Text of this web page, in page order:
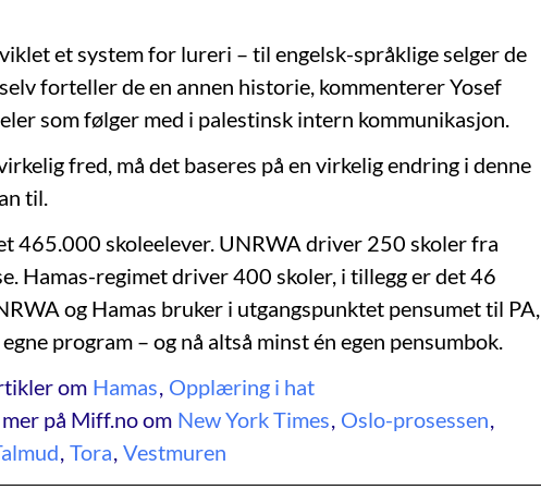
et system for lureri – til engelsk-språklige selger de
forteller de en annen historie, kommenterer Yosef
som følger med i palestinsk intern kommunikasjon.
fred, må det baseres på en virkelig endring i denne
til.
465.000 skoleelever. UNRWA driver 250 skoler fra
Hamas-regimet driver 400 skoler, i tillegg er det 46
og Hamas bruker i utgangspunktet pensumet til PA,
program – og nå altså minst én egen pensumbok.
om Hamas, Opplæring i hat
på Miff.no om New York Times, Oslo-prosessen,
, Tora, Vestmuren